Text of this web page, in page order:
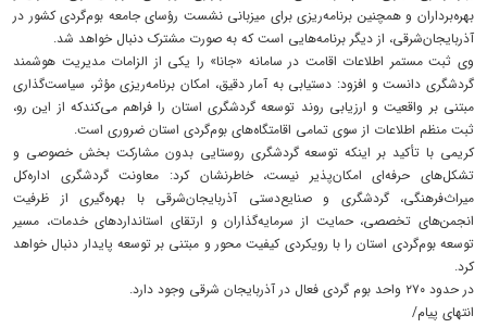
بهره‌برداران و همچنین برنامه‌ریزی برای میزبانی نشست رؤسای جامعه بوم‌گردی کشور در
آذربایجان‌شرقی، از دیگر برنامه‌هایی است که به‌ صورت مشترک دنبال خواهد شد.
وی ثبت مستمر اطلاعات اقامت در سامانه «جانا» را یکی از الزامات مدیریت هوشمند
گردشگری دانست و افزود: دستیابی به آمار دقیق، امکان برنامه‌ریزی مؤثر، سیاست‌گذاری
مبتنی بر واقعیت و ارزیابی روند توسعه گردشگری استان را فراهم می‌کندکه از این رو،
ثبت منظم اطلاعات از سوی تمامی اقامتگاه‌های بوم‌گردی استان ضروری است.
کریمی با تأکید بر اینکه توسعه گردشگری روستایی بدون مشارکت بخش خصوصی و
تشکل‌های حرفه‌ای امکان‌پذیر نیست، خاطرنشان کرد: معاونت گردشگری اداره‌کل
میراث‌فرهنگی، گردشگری و صنایع‌دستی آذربایجان‌شرقی با بهره‌گیری از ظرفیت
انجمن‌های تخصصی، حمایت از سرمایه‌گذاران و ارتقای استانداردهای خدمات، مسیر
توسعه بوم‌گردی استان را با رویکردی کیفیت‌ محور و مبتنی بر توسعه پایدار دنبال خواهد
کرد.
در حدود ۲۷۰ واحد بوم گردی فعال در آذربایجان شرقی وجود دارد.
انتهای پیام/